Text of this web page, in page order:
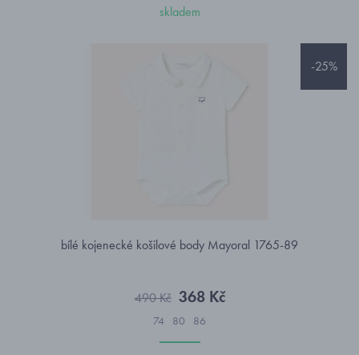
skladem
-25%
bílé kojenecké košilové body Mayoral 1765-89
490 Kč 368 Kč
74 80 86